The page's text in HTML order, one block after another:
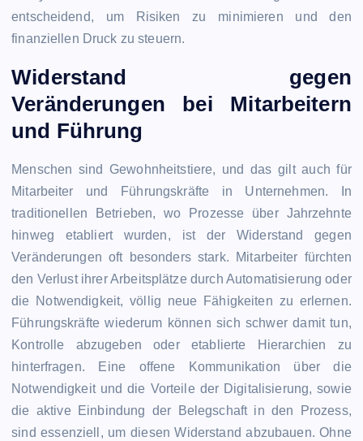
entscheidend, um Risiken zu minimieren und den
finanziellen Druck zu steuern.
Widerstand gegen
Veränderungen bei Mitarbeitern
und Führung
Menschen sind Gewohnheitstiere, und das gilt auch für
Mitarbeiter und Führungskräfte in Unternehmen. In
traditionellen Betrieben, wo Prozesse über Jahrzehnte
hinweg etabliert wurden, ist der Widerstand gegen
Veränderungen oft besonders stark. Mitarbeiter fürchten
den Verlust ihrer Arbeitsplätze durch Automatisierung oder
die Notwendigkeit, völlig neue Fähigkeiten zu erlernen.
Führungskräfte wiederum können sich schwer damit tun,
Kontrolle abzugeben oder etablierte Hierarchien zu
hinterfragen. Eine offene Kommunikation über die
Notwendigkeit und die Vorteile der Digitalisierung, sowie
die aktive Einbindung der Belegschaft in den Prozess,
sind essenziell, um diesen Widerstand abzubauen. Ohne